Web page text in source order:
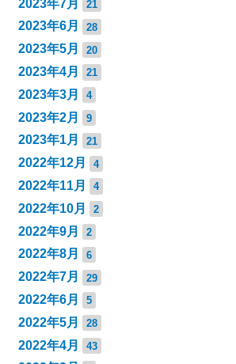
2023年7月 21
2023年6月 28
2023年5月 20
2023年4月 21
2023年3月 4
2023年2月 9
2023年1月 21
2022年12月 4
2022年11月 4
2022年10月 2
2022年9月 2
2022年8月 6
2022年7月 29
2022年6月 5
2022年5月 28
2022年4月 43